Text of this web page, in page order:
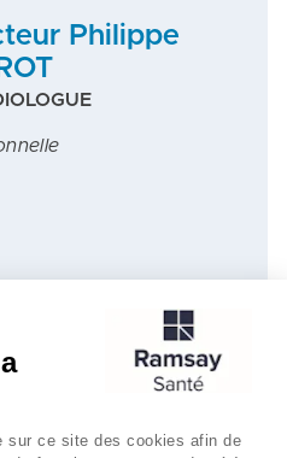
Philippe
sur ce site des cookies afin de